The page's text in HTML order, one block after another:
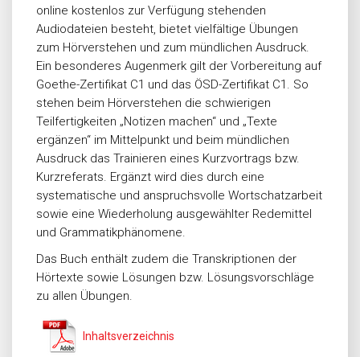
online kostenlos zur Verfügung stehenden
Audiodateien besteht, bietet vielfältige Übungen
zum Hörverstehen und zum mündlichen Ausdruck.
Ein besonderes Augenmerk gilt der Vorbereitung auf
Goethe-Zertifikat C1 und das ÖSD-Zertifikat C1. So
stehen beim Hörverstehen die schwierigen
Teilfertigkeiten „Notizen machen“ und „Texte
ergänzen“ im Mittelpunkt und beim mündlichen
Ausdruck das Trainieren eines Kurzvortrags bzw.
Kurzreferats. Ergänzt wird dies durch eine
systematische und anspruchsvolle Wortschatzarbeit
sowie eine Wiederholung ausgewählter Redemittel
und Grammatikphänomene.
Das Buch enthält zudem die Transkriptionen der
Hörtexte sowie Lösungen bzw. Lösungsvorschläge
zu allen Übungen.
Inhaltsverzeichnis